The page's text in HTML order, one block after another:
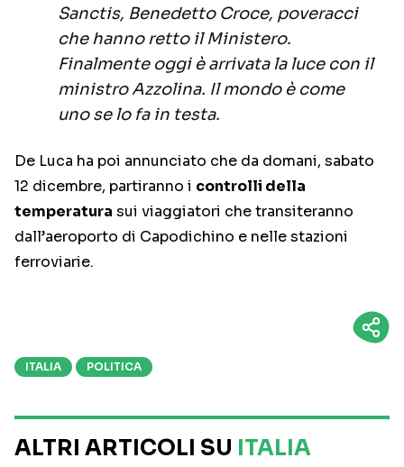
Sanctis, Benedetto Croce, poveracci
che hanno retto il Ministero.
Finalmente oggi è arrivata la luce con il
ministro Azzolina. Il mondo è come
uno se lo fa in testa.
De Luca ha poi annunciato che da domani, sabato
12 dicembre, partiranno i controlli della
temperatura sui viaggiatori che transiteranno
dall’aeroporto di Capodichino e nelle stazioni
ferroviarie.
ITALIA POLITICA
ALTRI ARTICOLI SU ITALIA